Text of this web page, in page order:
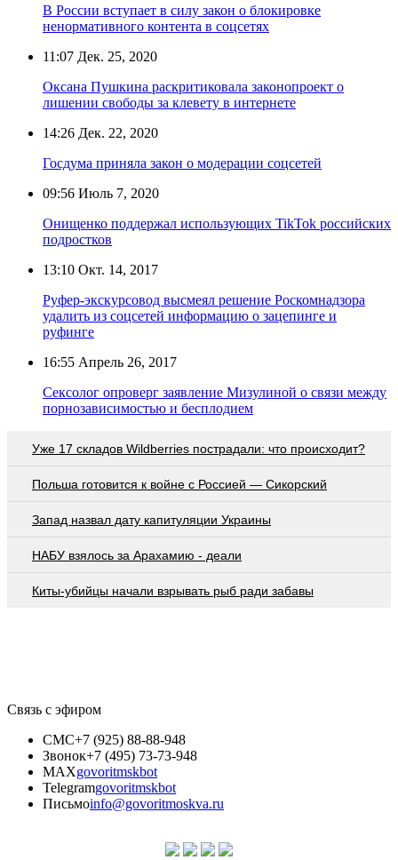
В России вступает в силу закон о блокировке
ненормативного контента в соцсетях
11:07 Дек. 25, 2020
Оксана Пушкина раскритиковала законопроект о
лишении свободы за клевету в интернете
14:26 Дек. 22, 2020
Госдума приняла закон о модерации соцсетей
09:56 Июль 7, 2020
Онищенко поддержал использующих TikTok российских
подростков
13:10 Окт. 14, 2017
Руфер-экскурсовод высмеял решение Роскомнадзора
удалить из соцсетей информацию о зацепинге и
руфинге
16:55 Апрель 26, 2017
Сексолог опроверг заявление Мизулиной о связи между
порнозависимостью и бесплодием
Уже 17 складов Wildberries пострадали: что происходит?
Польша готовится к войне с Россией — Сикорский
Запад назвал дату капитуляции Украины
НАБУ взялось за Арахамию - деали
Киты-убийцы начали взрывать рыб ради забавы
Связь с эфиром
СМС+7 (925) 88-88-948
Звонок+7 (495) 73-73-948
MAXgovoritmskbot
Telegramgovoritmskbot
Письмоinfo@govoritmoskva.ru